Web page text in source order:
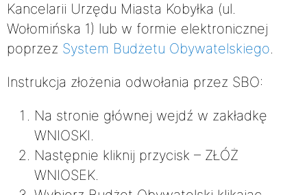
Kancelarii Urzędu Miasta Kobyłka (ul.
Wołomińska 1) lub w formie elektronicznej
poprzez System Budżetu Obywatelskiego.
Instrukcja złożenia odwołania przez SBO:
Na stronie głównej wejdź w zakładkę
WNIOSKI.
Następnie kliknij przycisk – ZŁÓŻ
WNIOSEK.